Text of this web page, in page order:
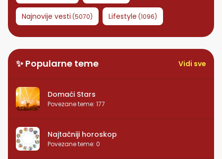
Najnovije vesti (5070) Lifestyle (1096)
✨ Popularne teme Vidi sve
Domaći Stars
Povezane teme: 177
Najtačniji horoskop
Povezane teme: 0